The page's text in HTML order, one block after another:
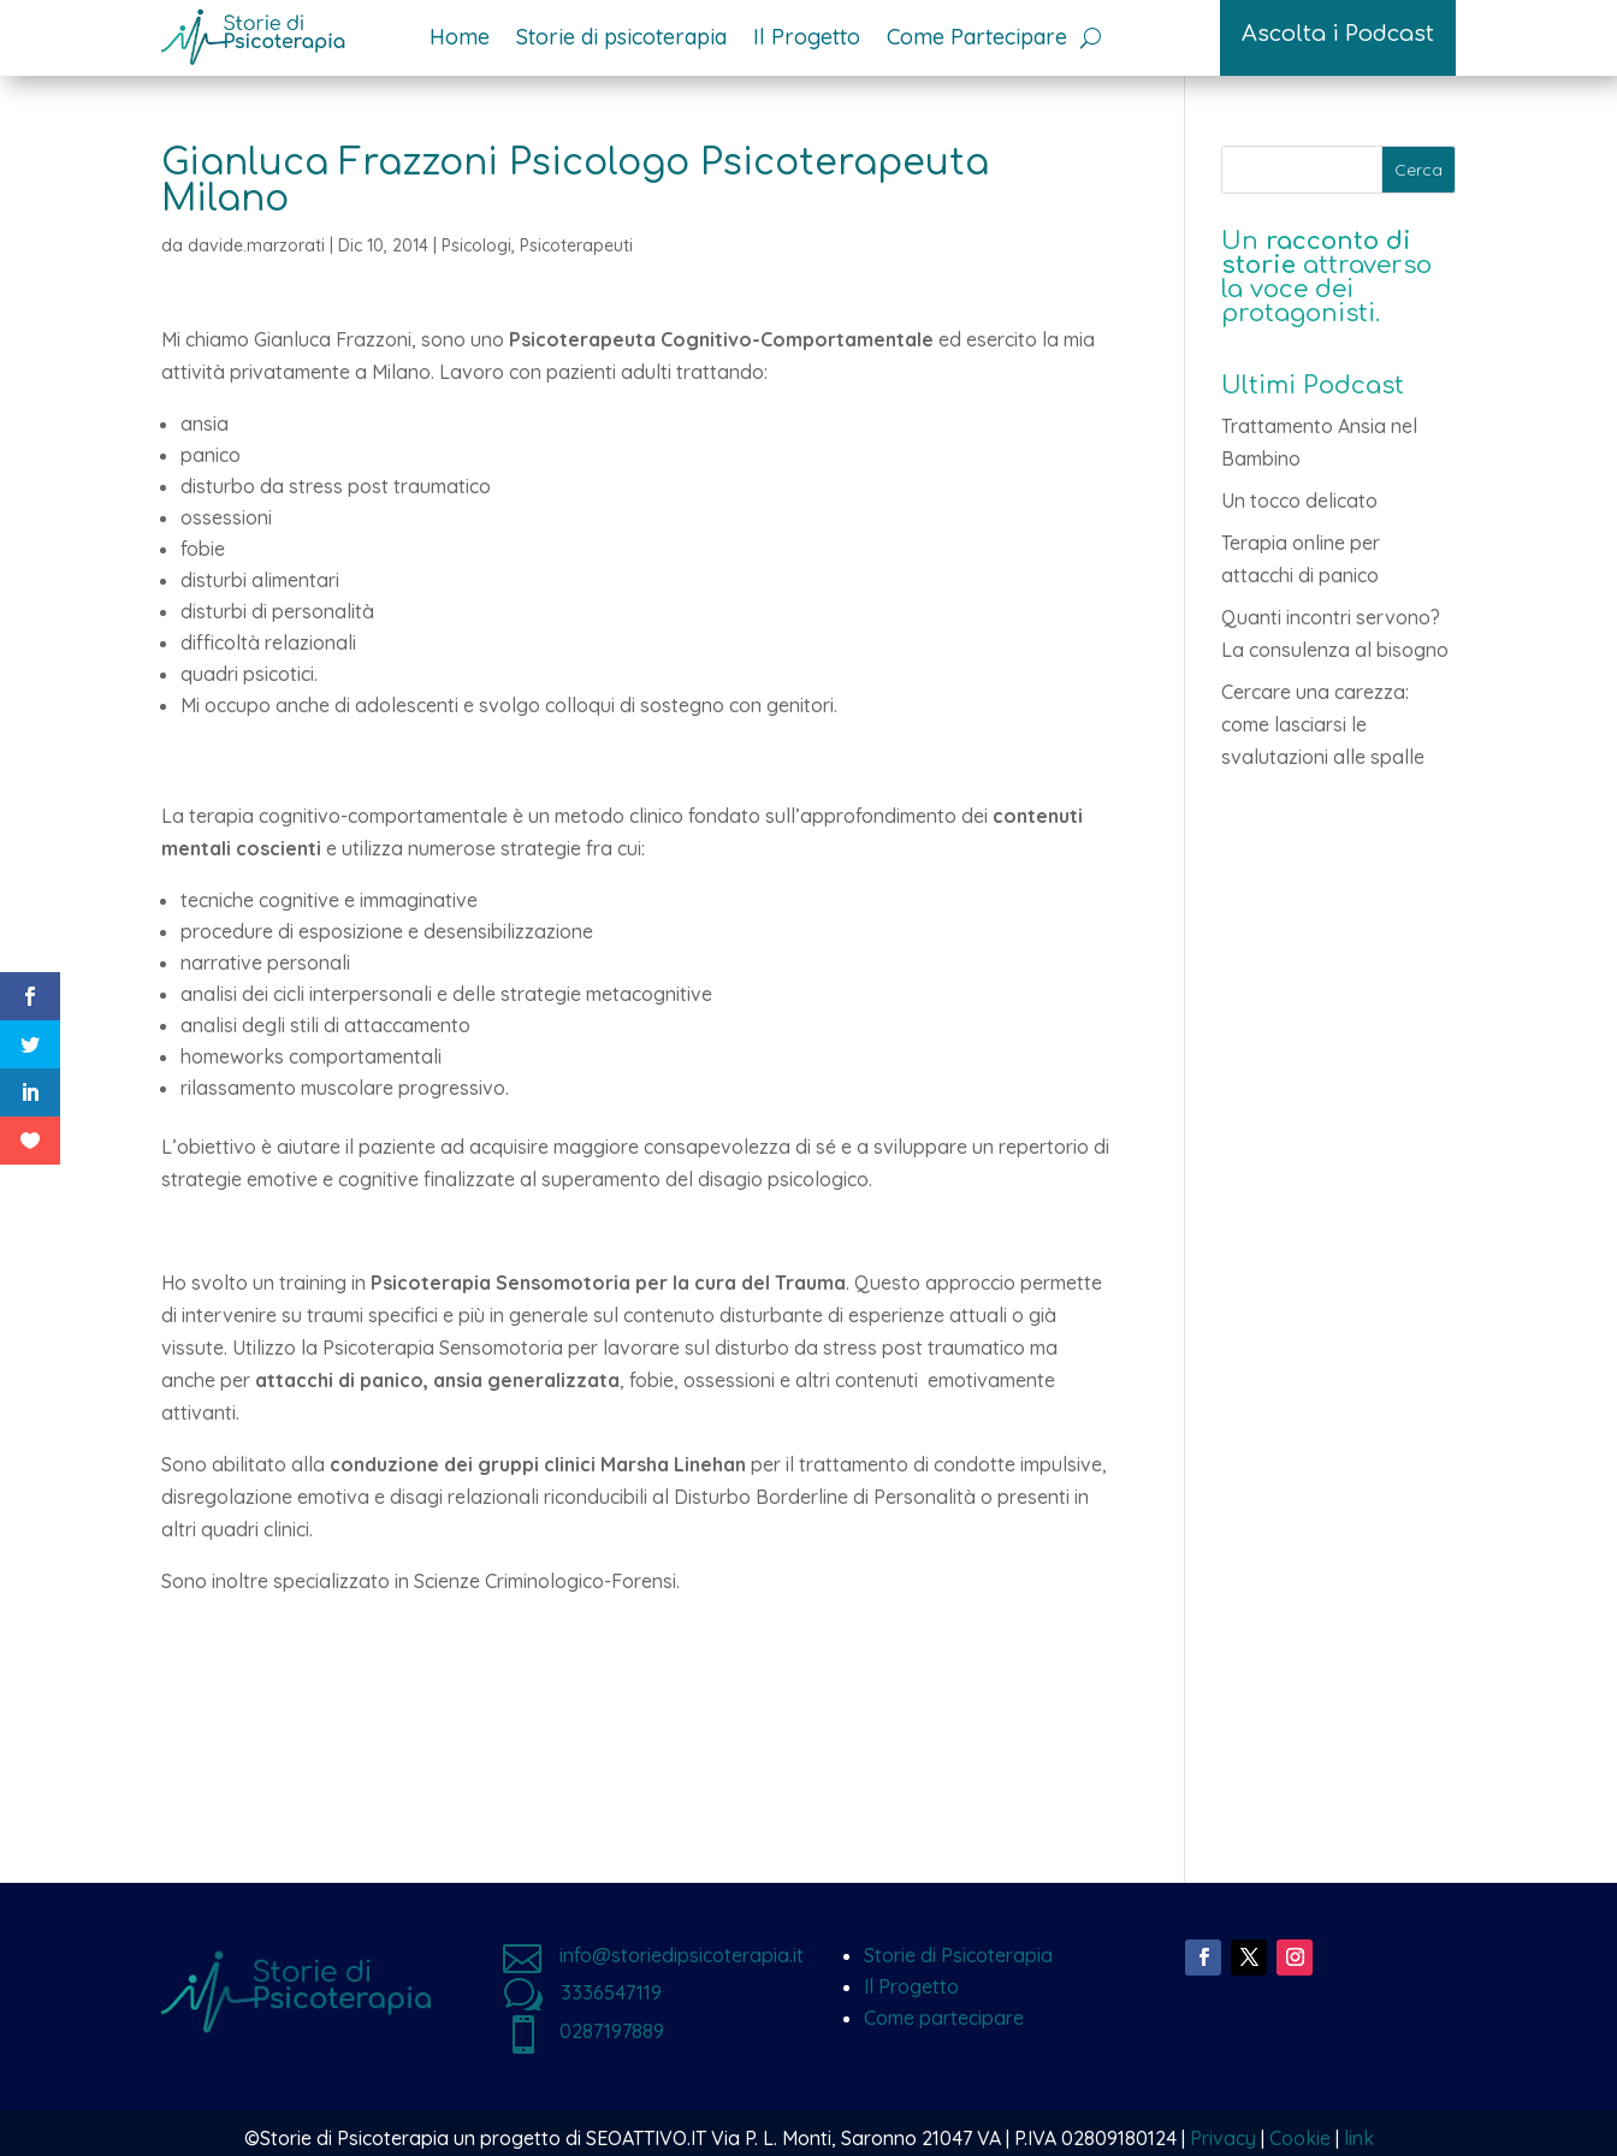
Home Storie di psicoterapia Il Progetto Come Partecipare Ascolta i Podcast
Gianluca Frazzoni Psicologo Psicoterapeuta
Milano
da davide.marzorati |Dic 10, 2014 |Psicologi,Psicoterapeuti
Mi chiamo Gianluca Frazzoni, sono uno Psicoterapeuta Cognitivo-Comportamentaleed esercito la mia
attività privatamente a Milano. Lavoro con pazienti adulti trattando:
ansia
panico
disturbo da stress post traumatico
ossessioni
fobie
disturbi alimentari
disturbi di personalità
difficoltà relazionali
quadri psicotici.
Mi occupo anche di adolescenti e svolgo colloqui di sostegno con genitori.
La terapia cognitivo-comportamentale è un metodo clinico fondato sull’approfondimento dei contenuti
mentali coscientie utilizza numerose strategie fra cui:
tecniche cognitive e immaginative
procedure di esposizione e desensibilizzazione
narrative personali
analisi dei cicli interpersonali e delle strategie metacognitive
analisi degli stili di attaccamento
homeworks comportamentali
rilassamento muscolare progressivo.
L’obiettivo è aiutare il paziente ad acquisire maggiore consapevolezza di sé e a sviluppare un repertorio di
strategie emotive e cognitive finalizzate al superamento del disagio psicologico.
Ho svolto un training in Psicoterapia Sensomotoria per la cura del Trauma. Questo approccio permette
di intervenire su traumi specifici e più in generale sul contenuto disturbante di esperienze attuali o già
vissute. Utilizzo la Psicoterapia Sensomotoria per lavorare sul disturbo da stress post traumatico ma
anche per attacchi di panico, ansia generalizzata, fobie, ossessioni e altri contenuti emotivamente
attivanti.
Sono abilitato alla conduzione dei gruppi clinici Marsha Linehanper il trattamento di condotte impulsive,
disregolazione emotiva e disagi relazionali riconducibili al Disturbo Borderline di Personalità o presenti in
altri quadri clinici.
Sono inoltre specializzato in Scienze Criminologico-Forensi.
Un racconto di
storie attraverso
la voce dei
protagonisti.
Ultimi Podcast
Trattamento Ansia nel
Bambino
Un tocco delicato
Terapia online per
attacchi di panico
Quanti incontri servono?
La consulenza al bisogno
Cercare una carezza:
come lasciarsi le
svalutazioni alle spalle
 info@storiedipsicoterapia.it
w 3336547119
 0287197889
Storie di Psicoterapia
Il Progetto
Come partecipare
©Storie di Psicoterapia un progetto di SEOATTIVO.IT Via P. L. Monti, Saronno 21047 VA | P.IVA 02809180124 | Privacy | Cookie | link